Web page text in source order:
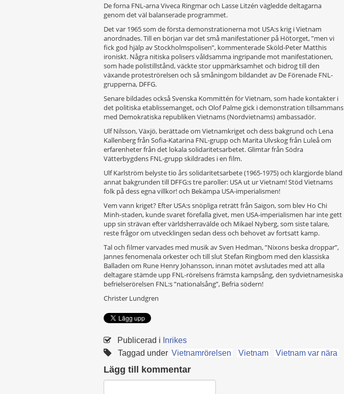
De forna FNL-arna Viveca Ringmar och Lasse Litzén vägledde deltagarna
genom det väl balanserade programmet.
Det var 1965 som de första demonstrationerna mot USA:s krig i Vietnam
anordnades. Till en början var det små manifestationer på Hötorget, ”men vi
fick god hjälp av Stockholmspolisen”, kommenterade Sköld-Peter Matthis
ironiskt. Några nitiska polisers våldsamma ingripande mot manifestationen,
som hade polistillstånd, väckte stor uppmärksamhet och bidrog till den
växande proteströrelsen och så småningom bildandet av De Förenade FNL-
grupperna, DFFG.
Senare bildades också Svenska Kommittén för Vietnam, som hade kontakter i
det politiska etablissemanget, och Olof Palme gick i demonstration tillsammans
med Demokratiska republiken Vietnams (Nordvietnams) ambassadör.
Ulf Nilsson, Växjö, berättade om Vietnamkriget och dess bakgrund och Lena
Kallenberg från Sofia-Katarina FNL-grupp och Marita Ulvskog från Luleå om
erfarenheter från det lokala solidaritetsarbetet. Glimtar från Södra
Vätterbygdens FNL-grupp skildrades i en film.
Ulf Karlström belyste tio års solidaritetsarbete (1965-1975) och klargjorde bland
annat bakgrunden till DFFG:s tre paroller: USA ut ur Vietnam! Stöd Vietnams
folk på dess egna villkor! och Bekämpa USA-imperialismen!
Vem vann kriget? Efter USA:s snöpliga reträtt från Saigon, som blev Ho Chi
Minh-staden, kunde svaret förefalla givet, men USA-imperialismen har inte gett
upp sin strävan efter världsherravälde och Mikael Nyberg, som siste talare,
reste frågor om utvecklingen sedan dess och behovet av fortsatt kamp.
Tal och filmer varvades med musik av Sven Hedman, ”Nixons beska droppar”,
Jannes fenomenala orkester och till slut Stefan Ringbom med den klassiska
Balladen om Rune Henry Johansson, innan mötet avslutades med att alla
deltagare stämde upp FNL-rörelsens främsta kampsång, den sydvietnamesiska
befrielserörelsen FNL:s ”nationalsång”, Befria södern!
Christer Lundgren
Publicerad i Inrikes
Taggad under Vietnamrörelsen Vietnam Vietnam var nära
Lägg till kommentar